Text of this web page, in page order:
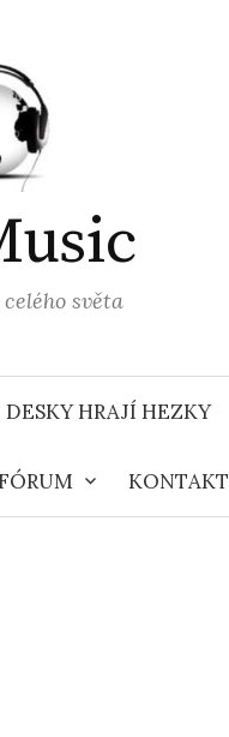
světa
DESKY HRAJÍ HEZKY
KONTAKT